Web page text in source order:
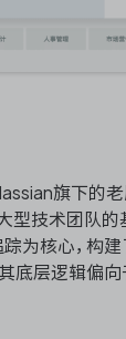
旗下的
型技术团队的
为核心，构
底层逻辑偏